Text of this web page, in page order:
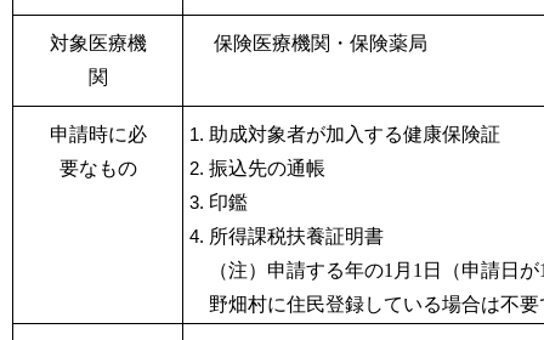
対象医療機
関
保険医療機関・保険薬局
申請時に必
要なもの
助成対象者が加入する健康保険証
振込先の通帳
印鑑
所得課税扶養証明書
（注）申請する年の1 月1 日（申請日が
野畑村に住民登録している場合は不要